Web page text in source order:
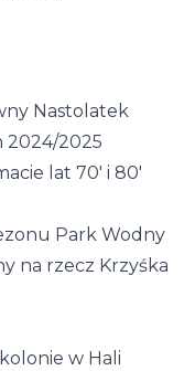
Nastolatek
2024/2025
lat 70′ i 80′
Park Wodny
na rzecz Krzyśka
w Hali